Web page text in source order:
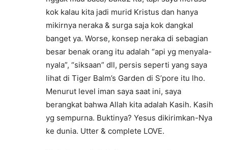
kok kalau kita jadi murid Kristus dan hanya
mikirnya neraka & surga saja kok dangkal
banget ya. Worse, konsep neraka di sebagian
besar benak orang itu adalah “api yg menyala-
nyala”, “siksaan” dll, persis seperti yang saya
lihat di Tiger Balm’s Garden di S’pore itu lho.
Menurut level iman saya saat ini, saya
berangkat bahwa Allah kita adalah Kasih. Kasih
yg sempurna. Buktinya? Yesus dikirimkan-Nya
ke dunia. Utter & complete LOVE.